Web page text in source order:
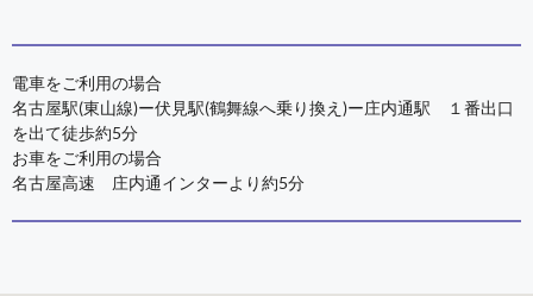
電車をご利用の場合
名古屋駅(東山線)ー伏見駅(鶴舞線へ乗り換え)ー庄内通駅 １番出口
を出て徒歩約5分
お車をご利用の場合
名古屋高速 庄内通インターより約5分